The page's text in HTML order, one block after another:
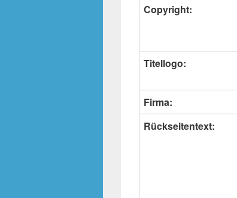
Copyright:
Titellogo:
Firma:
Rückseitentext: